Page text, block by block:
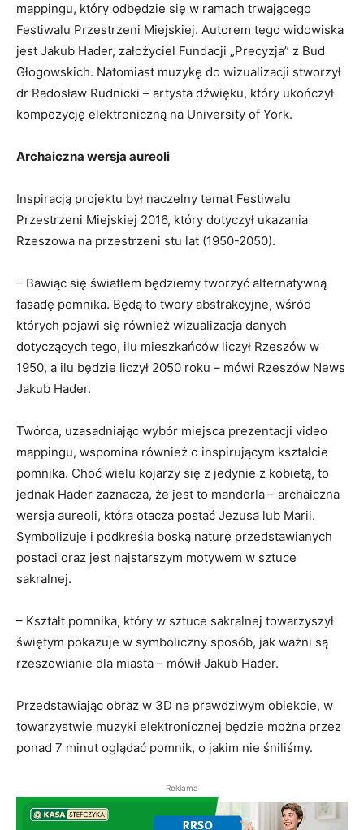
mappingu, który odbędzie się w ramach trwającego
Festiwalu Przestrzeni Miejskiej. Autorem tego widowiska
jest Jakub Hader, założyciel Fundacji „Precyzja” z Bud
Głogowskich. Natomiast muzykę do wizualizacji stworzył
dr Radosław Rudnicki – artysta dźwięku, który ukończył
kompozycję elektroniczną na University of York.
Archaiczna wersja aureoli
Inspiracją projektu był naczelny temat Festiwalu
Przestrzeni Miejskiej 2016, który dotyczył ukazania
Rzeszowa na przestrzeni stu lat (1950-2050).
– Bawiąc się światłem będziemy tworzyć alternatywną
fasadę pomnika. Będą to twory abstrakcyjne, wśród
których pojawi się również wizualizacja danych
dotyczących tego, ilu mieszkańców liczył Rzeszów w
1950, a ilu będzie liczył 2050 roku – mówi Rzeszów News
Jakub Hader.
Twórca, uzasadniając wybór miejsca prezentacji video
mappingu, wspomina również o inspirującym kształcie
pomnika. Choć wielu kojarzy się z jedynie z kobietą, to
jednak Hader zaznacza, że jest to mandorla – archaiczna
wersja aureoli, która otacza postać Jezusa lub Marii.
Symbolizuje i podkreśla boską naturę przedstawianych
postaci oraz jest najstarszym motywem w sztuce
sakralnej.
– Kształt pomnika, który w sztuce sakralnej towarzyszył
świętym pokazuje w symboliczny sposób, jak ważni są
rzeszowianie dla miasta – mówił Jakub Hader.
Przedstawiając obraz w 3D na prawdziwym obiekcie, w
towarzystwie muzyki elektronicznej będzie można przez
ponad 7 minut oglądać pomnik, o jakim nie śniliśmy.
Reklama